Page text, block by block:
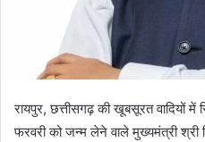
रायपुर, छत्तीसगढ़ की खूबसूरत वादियों
फरवरी को जन्म लेने वाले मुख्यमंत्री